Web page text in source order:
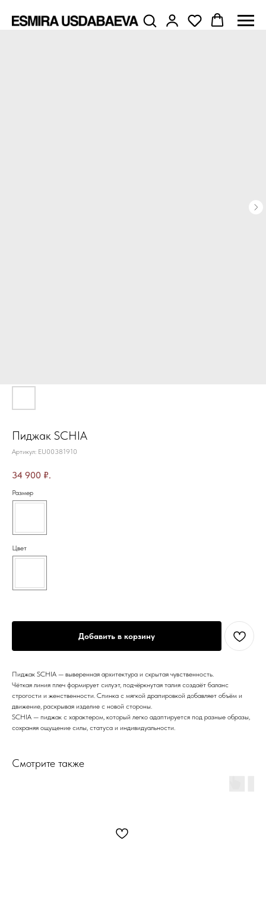
Пиджак SCHIA
Артикул: EU00381910
34 900 ₽.
Размер
Цвет
Добавить в корзину
Пиджак SCHIA — выверенная архитектура и скрытая чувственность.
Чёткая линия плеч формирует силуэт, подчёркнутая талия создаёт баланс
строгости и женственности. Спинка с мягкой драпировкой добавляет объём и
движение, раскрывая изделие с новой стороны.
SCHIA — пиджак с характером, который легко адаптируется под разные образы,
сохраняя ощущение силы, статуса и индивидуальности.
Смотрите также